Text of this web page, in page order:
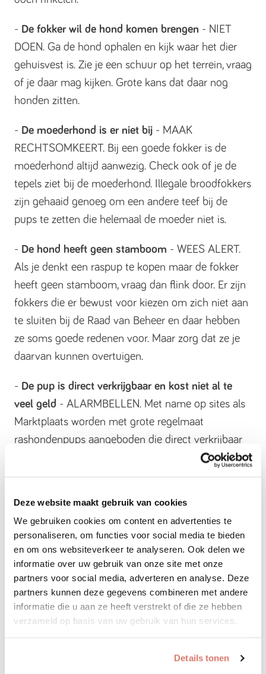
Deze website maakt gebruik van cookies
We gebruiken cookies om content en advertenties te
personaliseren, om functies voor social media te bieden
en om ons websiteverkeer te analyseren. Ook delen we
informatie over uw gebruik van onze site met onze
partners voor social media, adverteren en analyse. Deze
partners kunnen deze gegevens combineren met andere
informatie die u aan ze heeft verstrekt of die ze hebben
verzameld op basis van uw gebruik van hun services.
Details tonen
- De fokker wil de hond komen brengen - NIET
DOEN. Ga de hond ophalen en kijk waar het dier
gehuisvest is. Zie je een schuur op het terrein, vraag
of je daar mag kijken. Grote kans dat daar nog
honden zitten.
- De moederhond is er niet bij - MAAK
RECHTSOMKEERT. Bij een goede fokker is de
moederhond altijd aanwezig. Check ook of je de
tepels ziet bij de moederhond. Illegale broodfokkers
zijn gehaaid genoeg om een andere teef bij de
pups te zetten die helemaal de moeder niet is.
- De hond heeft geen stamboom - WEES ALERT.
Als je denkt een raspup te kopen maar de fokker
heeft geen stamboom, vraag dan flink door. Er zijn
fokkers die er bewust voor kiezen om zich niet aan
te sluiten bij de Raad van Beheer en daar hebben
ze soms goede redenen voor. Maar zorg dat ze je
daarvan kunnen overtuigen.
- De pup is direct verkrijgbaar en kost niet al te
veel geld - ALARMBELLEN. Met name op sites als
Marktplaats worden met grote regelmaat
rashondenpups aangeboden die direct verkrijbaar
zijn. Dat is al verdacht, want er is veel vraag naar
Hond aanschaffen via
Verhuisdieren
Wil je er zeker van zijn dat je niet bijdraagt aan
(illegale) broodfok, maak daneen account aan op
Verhuisdieren. Hier staan alleen maar